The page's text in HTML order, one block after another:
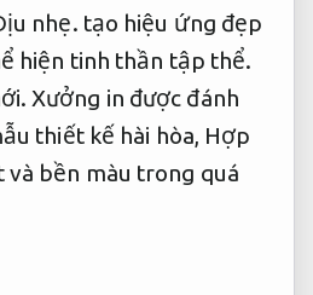
nhẹ. tạo hiệu ứng đẹp
hiện tinh thần tập thể.
Xưởng in được đánh
thiết kế hài hòa, Hợp
và bền màu trong quá